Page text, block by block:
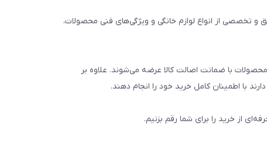
و تخصصی از انواع لوازم خانگی و ویژگی‌های فنی محصولات،
با ضمانت اصالت کالا عرضه می‌شوند. علاوه بر
با اطمینان کامل خرید خود را انجام دهند.
از خرید را برای شما رقم بزنیم.